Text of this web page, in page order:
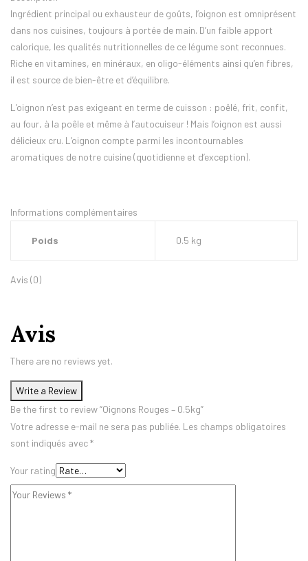
Ingrédient principal ou exhausteur de goûts, l’oignon est omniprésent
dans nos cuisines, toujours à portée de main. D’un faible apport
calorique, les qualités nutritionnelles de ce légume sont reconnues.
Riche en vitamines, en minéraux, en oligo-éléments ainsi qu’en fibres,
il est source de bien-être et d’équilibre.
L’oignon n’est pas exigeant en terme de cuisson : poêlé, frit, confit,
au four, à la poêle et même à l’autocuiseur ! Mais l’oignon est aussi
délicieux cru. L’oignon compte parmi les incontournables
aromatiques de notre cuisine (quotidienne et d’exception).
Informations complémentaires
Poids 0.5 kg
Avis (0)
Avis
There are no reviews yet.
Write a Review
Be the first to review “Oignons Rouges – 0.5kg”
Votre adresse e-mail ne sera pas publiée. Les champs obligatoires
sont indiqués avec*
Your rating